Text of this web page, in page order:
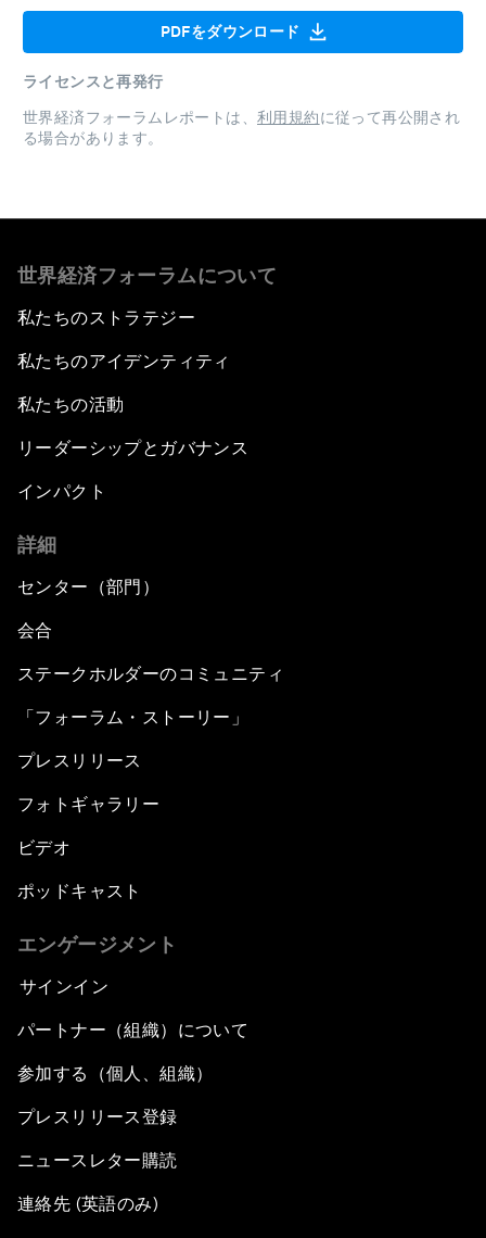
PDFをダウンロード
ライセンスと再発行
世界経済フォーラムレポートは、 利用規約に従って再公開され
る場合があります。
世界経済フォーラムについて
私たちのストラテジー
私たちのアイデンティティ
私たちの活動
リーダーシップとガバナンス
インパクト
詳細
センター（部門）
会合
ステークホルダーのコミュニティ
「フォーラム・ストーリー」
プレスリリース
フォトギャラリー
ビデオ
ポッドキャスト
エンゲージメント
サインイン
パートナー（組織）について
参加する（個人、組織）
プレスリリース登録
ニュースレター購読
連絡先 (英語のみ)